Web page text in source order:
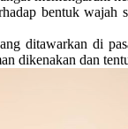
bentuk wajah
ditawarkan di
dikenakan dan